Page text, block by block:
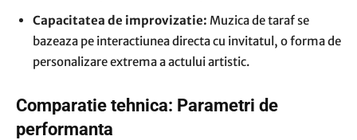
Capacitatea de improvizatie: Muzica de taraf se
bazeaza pe interactiunea directa cu invitatul, o forma de
personalizare extrema a actului artistic.
Comparatie tehnica: Parametri de
performanta